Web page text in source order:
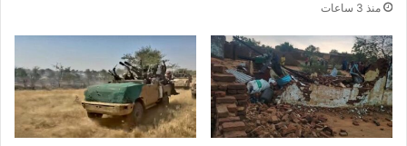
منذ 3 ساعات